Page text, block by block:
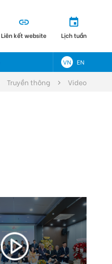
Liên kết website Lịch tuần
VN EN
Truyền thông Video